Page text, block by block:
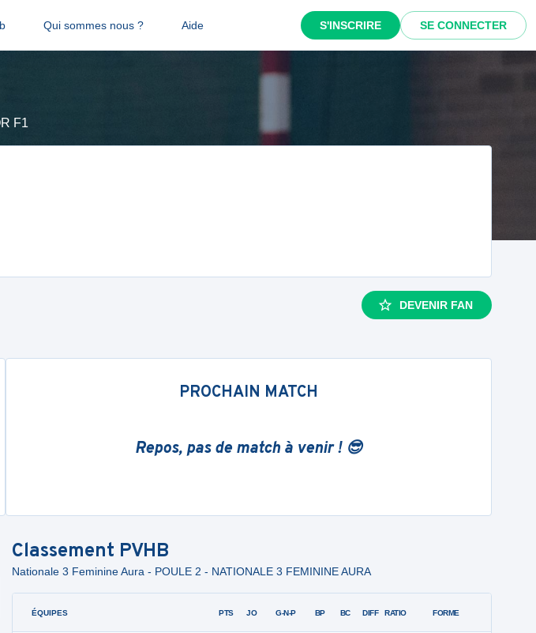
Qui sommes nous ? Aide S'INSCRIRE SE CONNECTER
F1
DEVENIR FAN
PROCHAIN MATCH
Repos, pas de match à venir ! 😎
Classement PVHB
Nationale 3 Feminine Aura - POULE 2 - NATIONALE 3 FEMININE AURA
ÉQUIPES PTS JO G-N-P BP BC DIFF RATIO FORME